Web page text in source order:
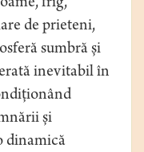
frig,
de prieteni,
sumbră și
inevitabil în
și
dinamică